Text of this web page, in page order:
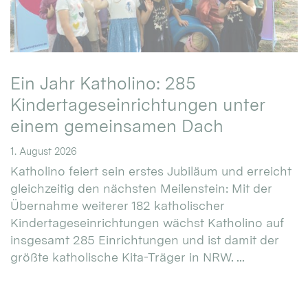
Ein Jahr Katholino: 285
Kindertageseinrichtungen unter
einem gemeinsamen Dach
1. August 2026
Katholino feiert sein erstes Jubiläum und erreicht
gleichzeitig den nächsten Meilenstein: Mit der
Übernahme weiterer 182 katholischer
Kindertageseinrichtungen wächst Katholino auf
insgesamt 285 Einrichtungen und ist damit der
größte katholische Kita-Träger in NRW. ...